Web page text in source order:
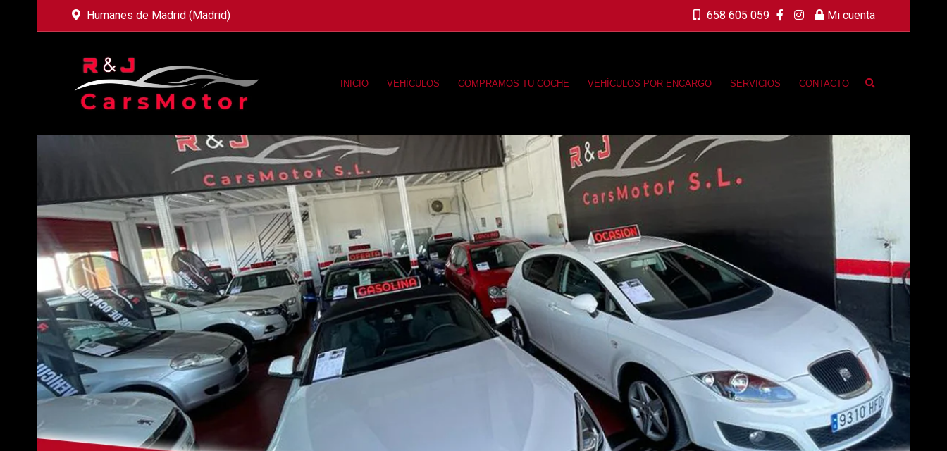
Humanes de Madrid (Madrid) 658 605 059 Mi cuenta
INICIO VEHÍCULOS COMPRAMOS TU COCHE VEHÍCULOS POR ENCARGO SERVICIOS CONTACTO